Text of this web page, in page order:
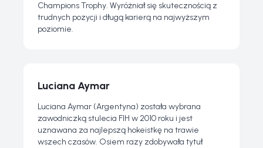
Champions Trophy. Wyróżniał się skutecznością z
trudnych pozycji i długą karierą na najwyższym
poziomie.
Luciana Aymar
Luciana Aymar (Argentyna) została wybrana
zawodniczką stulecia FIH w 2010 roku i jest
uznawana za najlepszą hokeistkę na trawie
wszech czasów. Osiem razy zdobywała tytuł